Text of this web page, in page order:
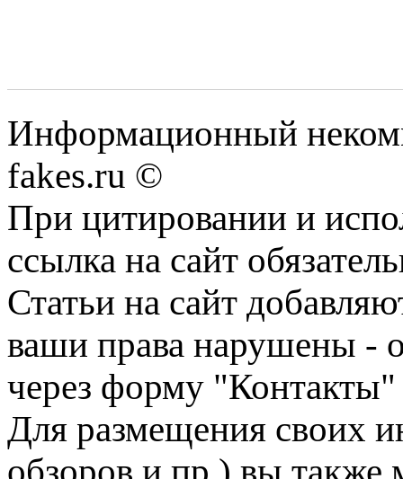
Информационный
fakes.ru ©
При цитировании и
ссылка на сайт
Статьи на сайт
ваши права нарушены -
через форму "Контакты"
Для размещения своих